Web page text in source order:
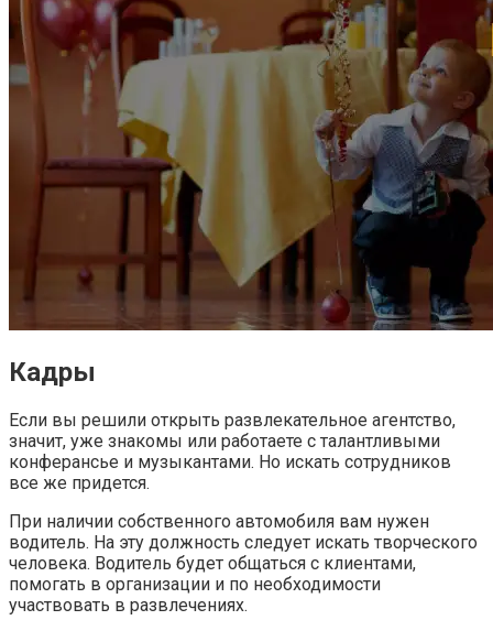
Кадры
Если вы решили открыть развлекательное агентство,
значит, уже знакомы или работаете с талантливыми
конферансье и музыкантами. Но искать сотрудников
все же придется.
При наличии собственного автомобиля вам нужен
водитель. На эту должность следует искать творческого
человека. Водитель будет общаться с клиентами,
помогать в организации и по необходимости
участвовать в развлечениях.